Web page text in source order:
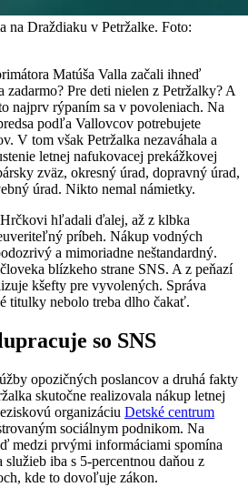
na Draždiaku v Petržalke. Foto:
Matúša Valla začali ihneď
Pre deti nielen z Petržalky? A
najprv rýpaním sa v povoleniach. Na
podľa Vallovcov potrebujete
V tom však Petržalka nezaváhala a
letnej nafukovacej prekážkovej
zväz, okresný úrad, dopravný úrad,
úrad. Nikto nemal námietky.
hľadali ďalej, až z klbka
príbeh. Nákup vodných
a mimoriadne neštandardný.
blízkeho strane SNS. A z peňazí
kšefty pre vyvolených. Správa
titulky nebolo treba dlho čakať.
so SNS
opozičných poslancov a druhá fakty
skutočne realizovala nákup letnej
organizáciu Detské centrum
sociálnym podnikom. Na
medzi prvými informáciami spomína
iba s 5-percentnou daňou z
kde to dovoľuje zákon.